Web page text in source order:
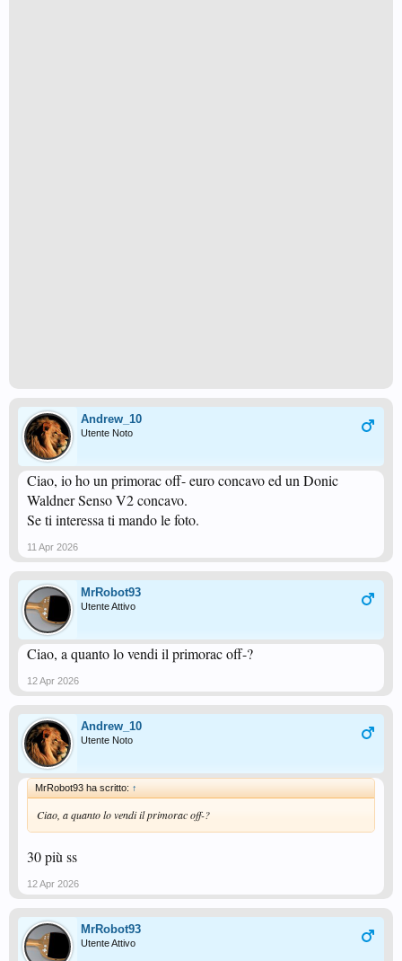
Andrew_10
Utente Noto
Ciao, io ho un primorac off- euro concavo ed un Donic
Waldner Senso V2 concavo.
Se ti interessa ti mando le foto.
11 Apr 2026
MrRobot93
Utente Attivo
Ciao, a quanto lo vendi il primorac off-?
12 Apr 2026
Andrew_10
Utente Noto
MrRobot93 ha scritto: ↑
Ciao, a quanto lo vendi il primorac off-?
30 più ss
12 Apr 2026
MrRobot93
Utente Attivo